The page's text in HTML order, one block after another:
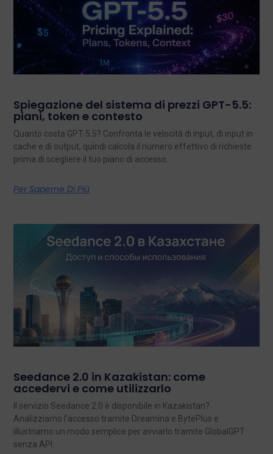
Spiegazione del sistema di prezzi GPT-5.5:
piani, token e contesto
Quanto costa GPT-5.5? Confronta le velocità di input, di input in
cache e di output, quindi calcola il numero effettivo di richieste
prima di scegliere il tuo piano di accesso.
Per Saperne Di Più
Seedance 2.0 in Kazakistan: come
accedervi e come utilizzarlo
Il servizio Seedance 2.0 è disponibile in Kazakistan?
Analizziamo l'accesso tramite Dreamina e BytePlus e
illustriamo un modo semplice per avviarlo tramite GlobalGPT
senza API.